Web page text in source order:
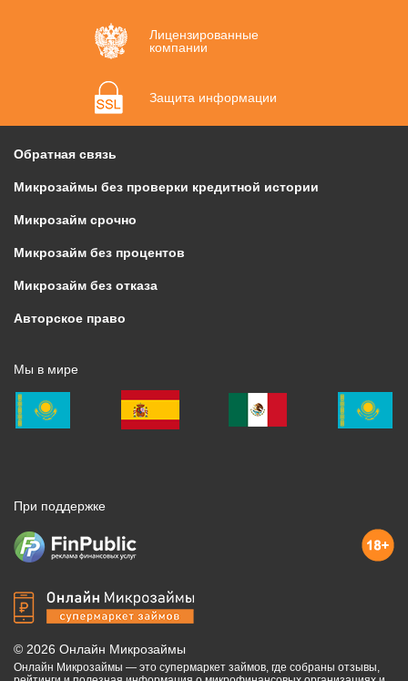
Лицензированные
компании
Защита информации
Обратная связь
Микрозаймы без проверки кредитной истории
Микрозайм срочно
Микрозайм без процентов
Микрозайм без отказа
Авторское право
Мы в мире
При поддержке
© 2026 Онлайн Микрозаймы
Онлайн Микрозаймы — это супермаркет займов, где собраны отзывы,